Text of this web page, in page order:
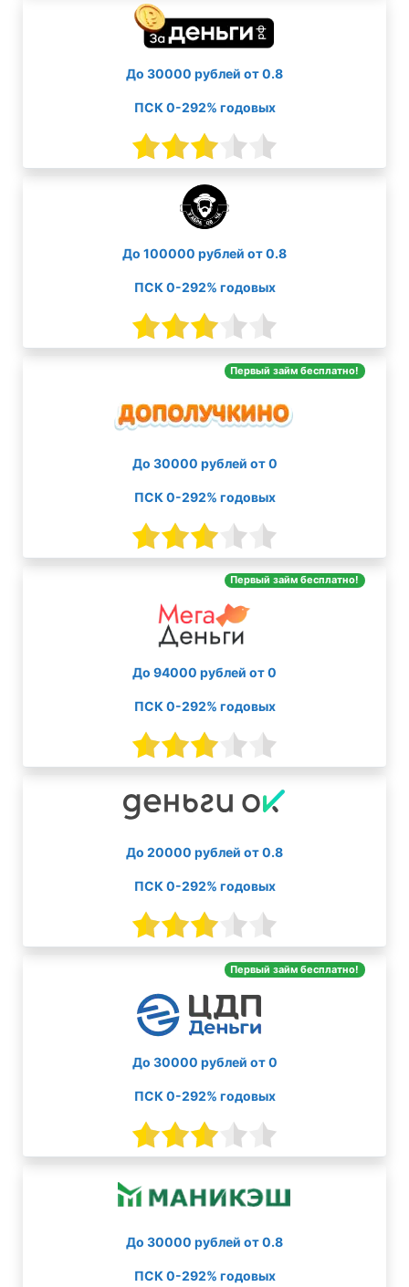
До 30000 рублей от 0.8
ПСК 0-292% годовых
До 100000 рублей от 0.8
ПСК 0-292% годовых
Первый займ бесплатно!
До 30000 рублей от 0
ПСК 0-292% годовых
Первый займ бесплатно!
До 94000 рублей от 0
ПСК 0-292% годовых
До 20000 рублей от 0.8
ПСК 0-292% годовых
Первый займ бесплатно!
До 30000 рублей от 0
ПСК 0-292% годовых
До 30000 рублей от 0.8
ПСК 0-292% годовых